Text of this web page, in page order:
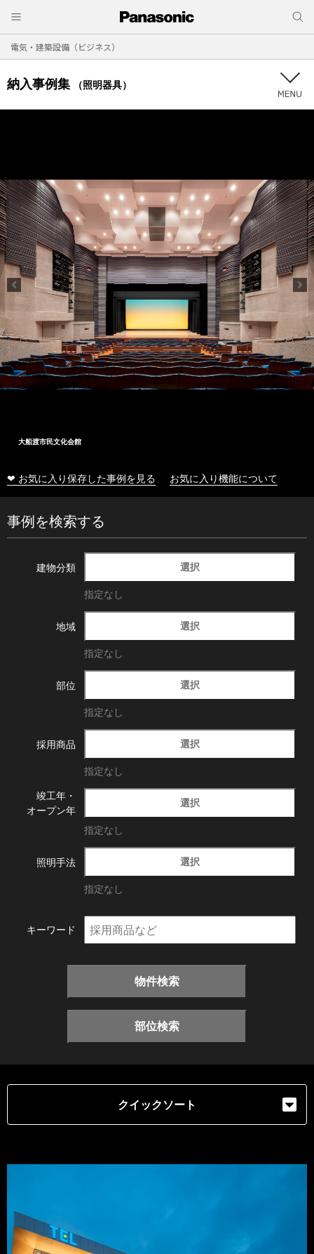
電気・建築設備（ビジネス）
納入事例集 （照明器具）
大船渡市民文化会館
❤ お気に入り保存した事例を見る お気に入り機能について
事例を検索する
建物分類 選択
指定なし
地域 選択
指定なし
部位 選択
指定なし
採用商品 選択
指定なし
竣工年・
オープン年
選択
指定なし
照明手法 選択
指定なし
キーワード
物件検索
部位検索
クイックソート